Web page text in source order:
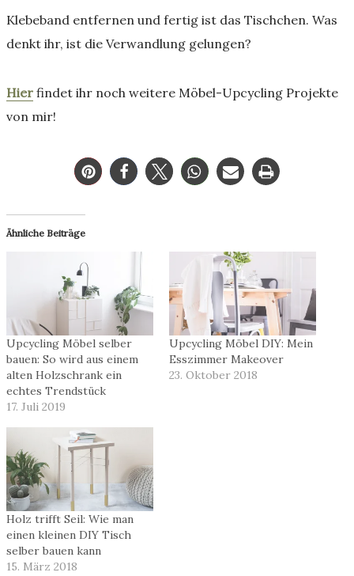
Klebeband entfernen und fertig ist das Tischchen. Was
denkt ihr, ist die Verwandlung gelungen?
Hier findet ihr noch weitere Möbel-Upcycling Projekte
von mir!
Ähnliche Beiträge
Upcycling Möbel selber
bauen: So wird aus einem
alten Holzschrank ein
echtes Trendstück
17. Juli 2019
Upcycling Möbel DIY: Mein
Esszimmer Makeover
23. Oktober 2018
Holz trifft Seil: Wie man
einen kleinen DIY Tisch
selber bauen kann
15. März 2018